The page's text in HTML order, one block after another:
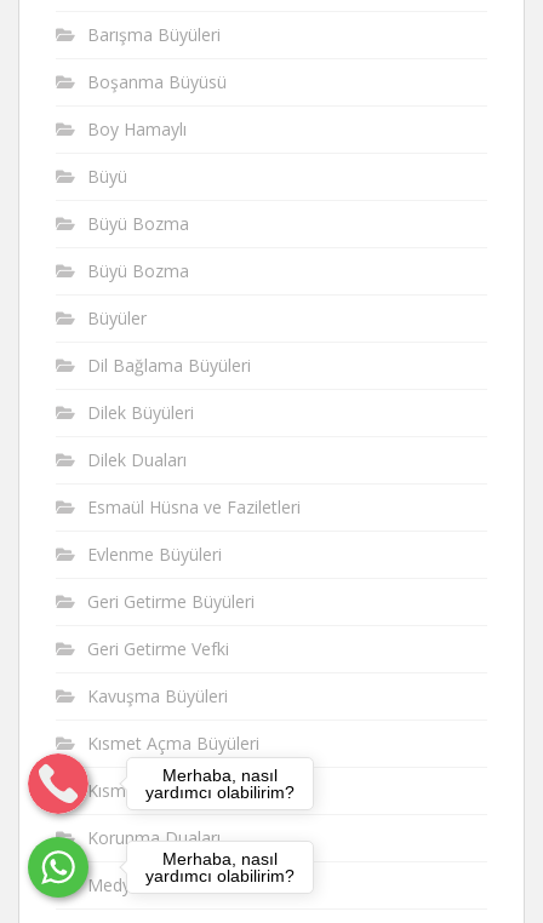
Merhaba, nasıl
yardımcı olabilirim?
Merhaba, nasıl
yardımcı olabilirim?
Barışma Büyüleri
Boşanma Büyüsü
Boy Hamaylı
Büyü
Büyü Bozma
Büyü Bozma
Büyüler
Dil Bağlama Büyüleri
Dilek Büyüleri
Dilek Duaları
Esmaül Hüsna ve Faziletleri
Evlenme Büyüleri
Geri Getirme Büyüleri
Geri Getirme Vefki
Kavuşma Büyüleri
Kısmet Açma Büyüleri
Kısmet Duaları
Korunma Duaları
Medyum Hoca